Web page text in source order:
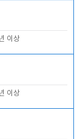
이상
이상